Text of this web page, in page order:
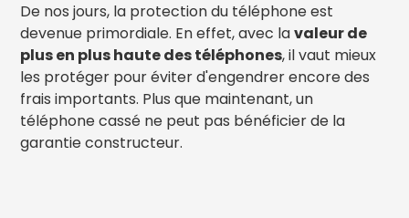
De nos jours, la protection du téléphone est
devenue primordiale. En effet, avec lavaleur de
plus en plus haute des téléphones, il vaut mieux
les protéger pour éviter d'engendrer encore des
frais importants. Plus que maintenant, un
téléphone cassé ne peut pas bénéficier de la
garantie constructeur.